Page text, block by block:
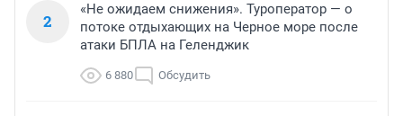
2
«Не ожидаем снижения». Туроператор — о
потоке отдыхающих на Черное море после
атаки БПЛА на Геленджик
6 880 Обсудить